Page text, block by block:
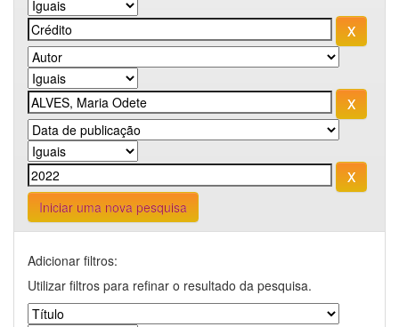
Iniciar uma nova pesquisa
Adicionar filtros:
Utilizar filtros para refinar o resultado da pesquisa.